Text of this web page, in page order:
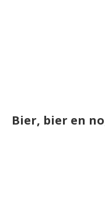
Bier, bier en